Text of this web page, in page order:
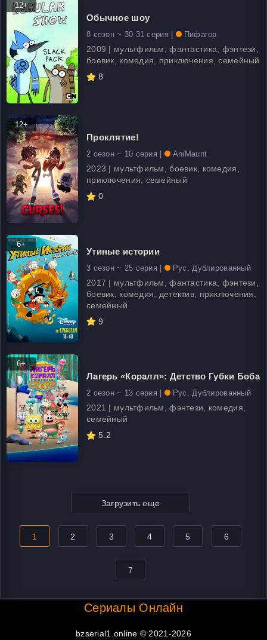
12+
Обычное шоу
8 сезон ~ 30-31 серия | Пифагор
2009 | мультфильм, фантастика, фэнтези,
боевик, комедия, приключения, семейный
8
12+
Проклятие!
2 сезон ~ 10 серия | AniMaunt
2023 | мультфильм, боевик, комедия,
приключения, семейный
0
6+
Утиные истории
3 сезон ~ 25 серия | Рус. Дублированный
2017 | мультфильм, фантастика, фэнтези,
боевик, комедия, детектив, приключения,
семейный
9
6+
Лагерь «Коралл»: Детство Губки Боба
2 сезон ~ 13 серия | Рус. Дублированный
2021 | мультфильм, фэнтези, комедия,
семейный
5.2
Загрузить еще
1 2 3 4 5 6
7
Сериалы Онлайн
bzserial1.online © 2021-2026